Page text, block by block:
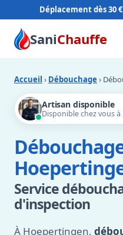
Déplacement dès 30 €
SaniChauffe
Accueil › Débouchage ›
Artisan disponible
Disponible chez vous à
Service
d'inspection
À Hoepertingen,